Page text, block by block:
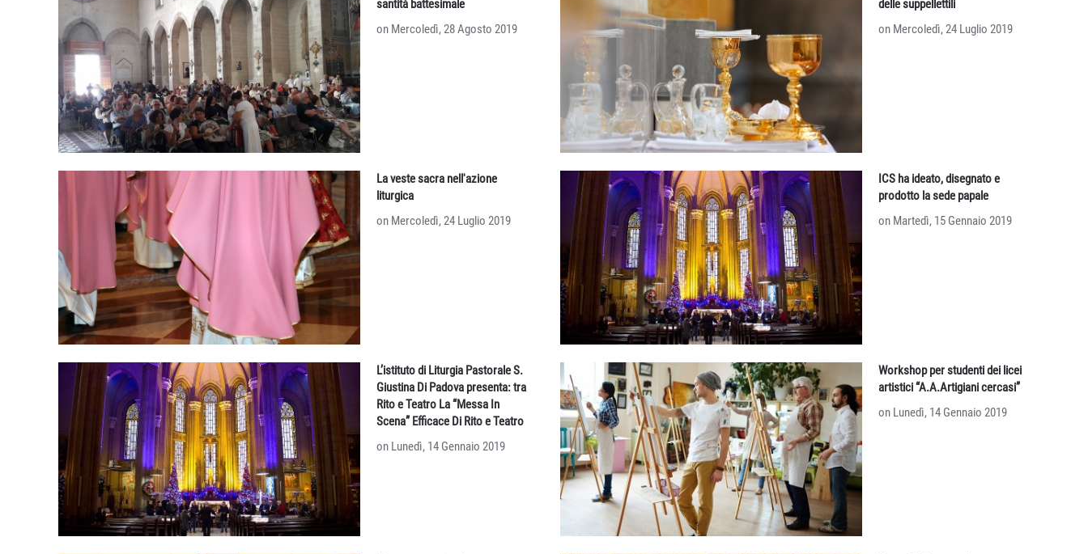
santità battesimale
on Mercoledì, 28 Agosto 2019
La veste sacra nell'azione
liturgica
on Mercoledì, 24 Luglio 2019
L’istituto di Liturgia Pastorale S.
Giustina Di Padova presenta: tra
Rito e Teatro La “Messa In
Scena” Efficace Di Rito e Teatro
on Lunedì, 14 Gennaio 2019
delle suppellettili
on Mercoledì, 24 Luglio 2019
ICS ha ideato, disegnato e
prodotto la sede papale
on Martedì, 15 Gennaio 2019
Workshop per studenti dei licei
artistici “A.A.Artigiani cercasi”
on Lunedì, 14 Gennaio 2019